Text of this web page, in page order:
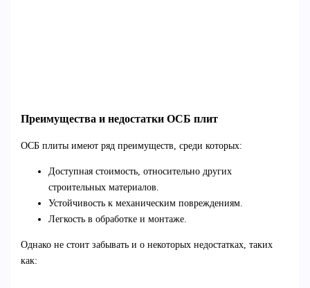
Преимущества и недостатки ОСБ плит
ОСБ плиты имеют ряд преимуществ, среди которых:
Доступная стоимость, относительно других
строительных материалов.
Устойчивость к механическим повреждениям.
Легкость в обработке и монтаже.
Однако не стоит забывать и о некоторых недостатках, таких
как: